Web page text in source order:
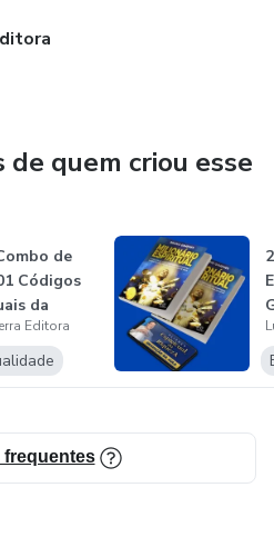
quem criou esse
de
Códigos
da
Editora
frequentes